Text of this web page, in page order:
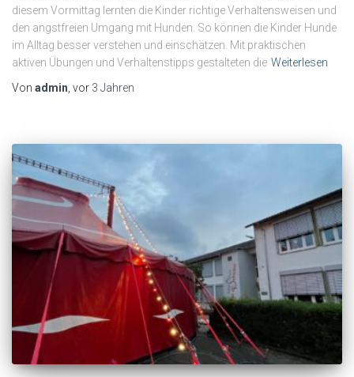
diesem Vormittag lernten die Kinder richtige Verhaltensweisen und
den angstfreien Umgang mit Hunden. So können die Kinder Hunde
im Alltag besser verstehen und einschätzen. Mit praktischen
aktiven Übungen und Verhaltenstipps gestalteten die Weiterlesen
Von admin , vor 3 Jahren